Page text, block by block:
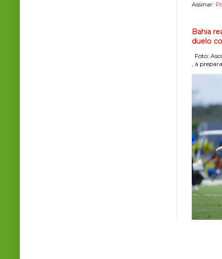
Assinar:
Bahia
duelo
Foto:
, à